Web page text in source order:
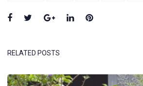
Facebook
TwitterGoogle+LinkedInPinterest
RELATED POSTS